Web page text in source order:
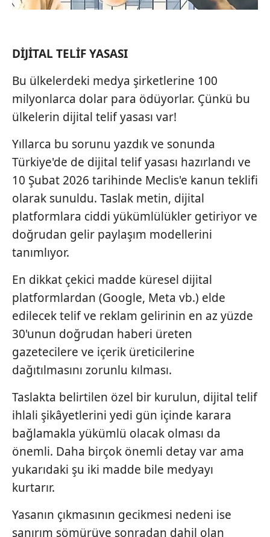
DİJİTAL TELİF YASASI
Bu ülkelerdeki medya şirketlerine 100
milyonlarca dolar para ödüyorlar. Çünkü bu
ülkelerin dijital telif yasası var!
Yıllarca bu sorunu yazdık ve sonunda
Türkiye'de de dijital telif yasası hazırlandı ve
10 Şubat 2026 tarihinde Meclis'e kanun teklifi
olarak sunuldu. Taslak metin, dijital
platformlara ciddi yükümlülükler getiriyor ve
doğrudan gelir paylaşım modellerini
tanımlıyor.
En dikkat çekici madde küresel dijital
platformlardan (Google, Meta vb.) elde
edilecek telif ve reklam gelirinin en az yüzde
30'unun doğrudan haberi üreten
gazetecilere ve içerik üreticilerine
dağıtılmasını zorunlu kılması.
Taslakta belirtilen özel bir kurulun, dijital telif
ihlali şikâyetlerini yedi gün içinde karara
bağlamakla yükümlü olacak olması da
önemli. Daha birçok önemli detay var ama
yukarıdaki şu iki madde bile medyayı
kurtarır.
Yasanın çıkmasının gecikmesi nedeni ise
sanırım sömürüye sonradan dahil olan